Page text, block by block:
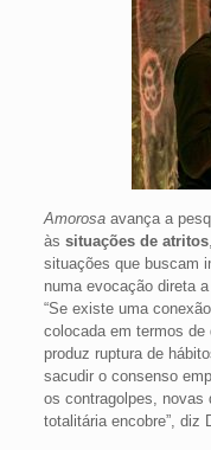
Amorosaavança a
às situações de atritos
situações que buscam
numa evocação direta
“Se existe uma
colocada em termos
produz ruptura de
sacudir o consenso
os contragolpes, novas
totalitária encobre”, diz